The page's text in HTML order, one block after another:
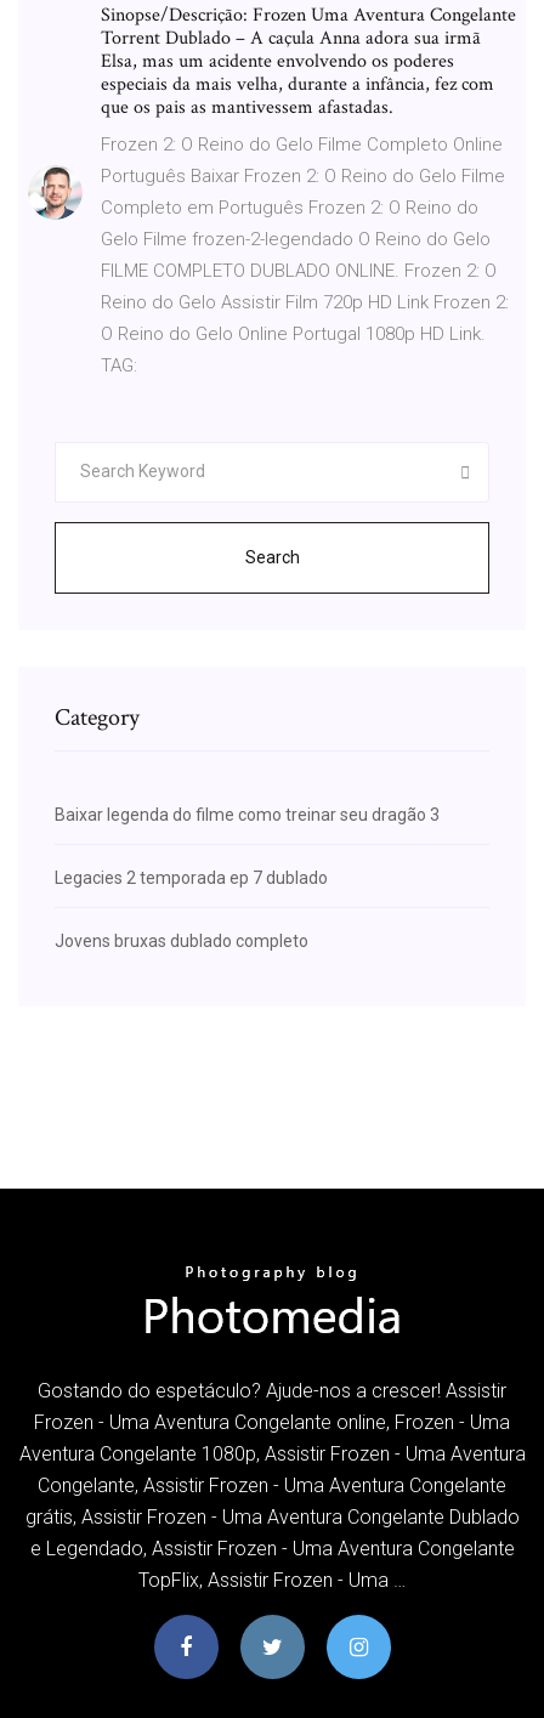
Sinopse/Descrição: Frozen Uma Aventura Congelante
Torrent Dublado – A caçula Anna adora sua irmã
Elsa, mas um acidente envolvendo os poderes
especiais da mais velha, durante a infância, fez com
que os pais as mantivessem afastadas.
Frozen 2: O Reino do Gelo Filme Completo Online
Português Baixar Frozen 2: O Reino do Gelo Filme
Completo em Português Frozen 2: O Reino do
Gelo Filme frozen-2-legendado O Reino do Gelo
FILME COMPLETO DUBLADO ONLINE. Frozen 2: O
Reino do Gelo Assistir Film 720p HD Link Frozen 2:
O Reino do Gelo Online Portugal 1080p HD Link.
TAG:
Search
Category
Baixar legenda do filme como treinar seu dragão 3
Legacies 2 temporada ep 7 dublado
Jovens bruxas dublado completo
Gostando do espetáculo? Ajude-nos a crescer! Assistir
Frozen - Uma Aventura Congelante online, Frozen - Uma
Aventura Congelante 1080p, Assistir Frozen - Uma Aventura
Congelante, Assistir Frozen - Uma Aventura Congelante
grátis, Assistir Frozen - Uma Aventura Congelante Dublado
e Legendado, Assistir Frozen - Uma Aventura Congelante
TopFlix, Assistir Frozen - Uma …